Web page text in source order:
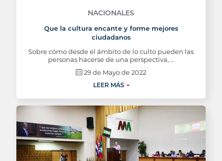
NACIONALES
Que la cultura encante y forme mejores
ciudadanos
Sobre cómo desde el ámbito de lo culto pueden las
personas hacerse de una perspectiva, …
29 de Mayo de 2022
LEER MÁS